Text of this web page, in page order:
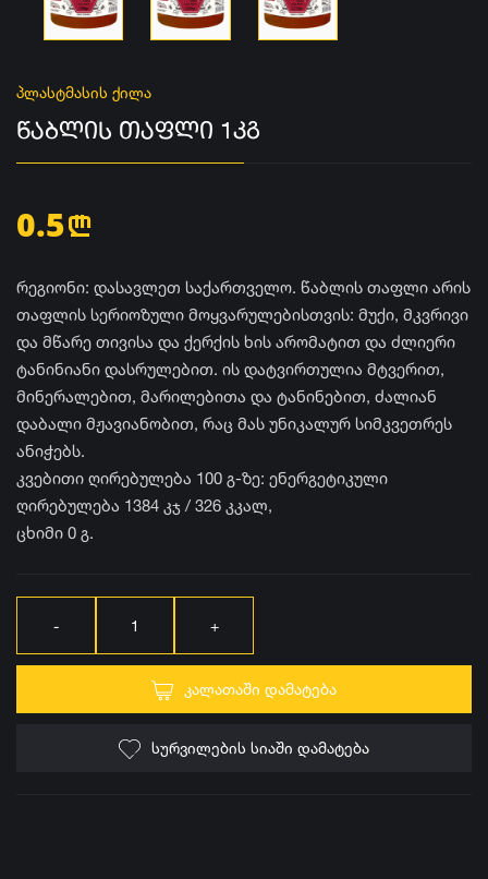
პლასტმასის ქილა
ᲬᲐᲑᲚᲘᲡ ᲗᲐᲤᲚᲘ 1ᲙᲒ
0.5n
რეგიონი: დასავლეთ საქართველო. წაბლის თაფლი არის
თაფლის სერიოზული მოყვარულებისთვის: მუქი, მკვრივი
და მწარე თივისა და ქერქის ხის არომატით და ძლიერი
ტანინიანი დასრულებით. ის დატვირთულია მტვერით,
მინერალებით, მარილებითა და ტანინებით, ძალიან
დაბალი მჟავიანობით, რაც მას უნიკალურ სიმკვეთრეს
ანიჭებს.
კვებითი ღირებულება 100 გ-ზე: ენერგეტიკული
ღირებულება 1384 კჯ / 326 კკალ,
ცხიმი 0 გ.
ᲙᲐᲚᲐᲗᲐᲨᲘ ᲓᲐᲛᲐᲢᲔᲑᲐ
ᲡᲣᲠᲕᲘᲚᲔᲑᲘᲡ ᲡᲘᲐᲨᲘ ᲓᲐᲛᲐᲢᲔᲑᲐ